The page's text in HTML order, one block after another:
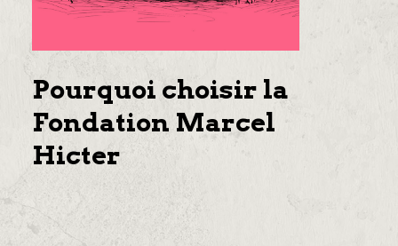
Pourquoi choisir la
Fondation Marcel
Hicter